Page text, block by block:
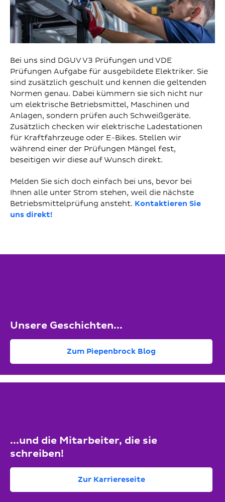
Bei uns sind DGUV V3 Prüfungen und VDE
Prüfungen Aufgabe für ausgebildete Elektriker. Sie
sind zusätzlich geschult und kennen die geltenden
Normen genau. Dabei kümmern sie sich nicht nur
um elektrische Betriebsmittel, Maschinen und
Anlagen, sondern prüfen auch Schweißgeräte.
Zusätzlich checken wir elektrische Ladestationen
für Kraftfahrzeuge oder E-Bikes. Stellen wir
während einer der Prüfungen Mängel fest,
beseitigen wir diese auf Wunsch direkt.
Melden Sie sich doch einfach bei uns, bevor bei
Ihnen alle unter Strom stehen, weil die nächste
Betriebsmittelprüfung ansteht. Kontaktieren Sie
uns direkt!
Unsere Geschichten...
Zum Piepenbrock Blog
...und die Mitarbeiter, die sie
schreiben!
Zur Karriereseite